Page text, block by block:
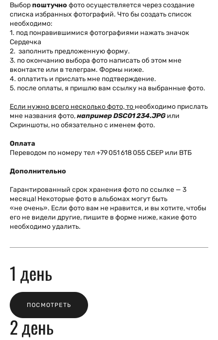
Выборпоштучно фото осуществляется через создание
списка избранных фотографий. Что бы создать список
необходимо:
1. под понравившимися фотографиями нажать значок
Сердечка
2. заполнить предложенную форму.
3. по окончанию выбора фото написать об этом мне
вконтакте или в телеграм. Формы ниже.
4. оплатить и прислать мне подтверждение.
5. после оплаты, я пришлю вам ссылку на выбранные фото.
Если нужно всего несколько фото, то необходимо прислать
мне названия фото,напримерDSC01 234.JPGили
Скриншоты, но обязательно с именем фото.
Оплата
Переводом по номеру тел +79 051 618 055 СБЕР или ВТБ
Дополнительно
Гарантированный срок хранения фото по ссылке — 3
месяца! Некоторые фото в альбомах могут быть
«не очень». Если фото вам не нравится, и вы хотите, чтобы
его не видели другие, пишите в форме ниже, какие фото
необходимо удалить.
1 день
ПОСМОТРЕТЬ
2 день